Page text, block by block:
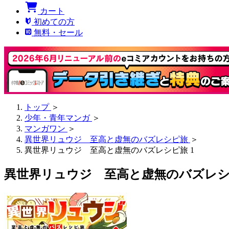
カート
初めての方
無料・セール
トップ ＞
少年・青年マンガ ＞
マンガワン ＞
異世界リュウジ 至高と虚無のバズレシピ旅 ＞
異世界リュウジ 至高と虚無のバズレシピ旅 1
異世界リュウジ 至高と虚無のバズレ